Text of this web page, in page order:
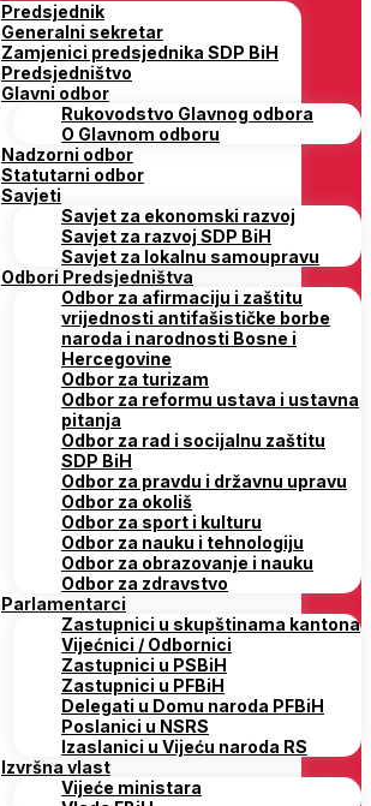
Predsjednik
Generalni sekretar
Zamjenici predsjednika SDP BiH
Predsjedništvo
Glavni odbor
Rukovodstvo Glavnog odbora
O Glavnom odboru
Nadzorni odbor
Statutarni odbor
Savjeti
Savjet za ekonomski razvoj
Savjet za razvoj SDP BiH
Savjet za lokalnu samoupravu
Odbori Predsjedništva
Odbor za afirmaciju i zaštitu
vrijednosti antifašističke borbe
naroda i narodnosti Bosne i
Hercegovine
Odbor za turizam
Odbor za reformu ustava i ustavna
pitanja
Odbor za rad i socijalnu zaštitu
SDP BiH
Odbor za pravdu i državnu upravu
Odbor za okoliš
Odbor za sport i kulturu
Odbor za nauku i tehnologiju
Odbor za obrazovanje i nauku
Odbor za zdravstvo
Parlamentarci
Zastupnici u skupštinama kantona
Vijećnici / Odbornici
Zastupnici u PSBiH
Zastupnici u PFBiH
Delegati u Domu naroda PFBiH
Poslanici u NSRS
Izaslanici u Vijeću naroda RS
Izvršna vlast
Vijeće ministara